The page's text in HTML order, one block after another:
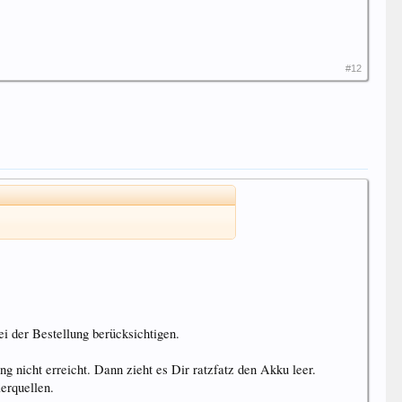
#12
der Bestellung berücksichtigen.
nicht erreicht. Dann zieht es Dir ratzfatz den Akku leer.